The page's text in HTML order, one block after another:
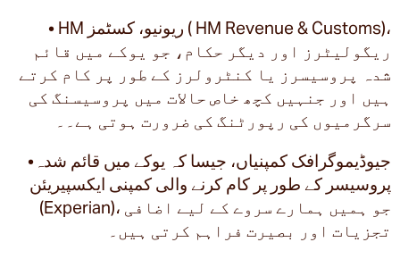
• HM ریونیو، کسٹمز ( HM Revenue & Customs)،
ریگولیٹرز اور دیگر حکام، جو یوکے میں قائم
شدہ پروسیسرز یا کنٹرولرز کے طور پر کام کرتے
ہیں اور جنہیں کچھ خاص حالات میں پروسیسنگ کی
سرگرمیوں کی رپورٹنگ کی ضرورت ہوتی ہے۔۔
•جیوڈیموگرافک کمپنیاں، جیسا کہ یوکے میں قائم شدہ
پروسیسر کے طور پر کام کرنے والی کمپنی ایکسپیریئن
(Experian)، جو ہمیں ہمارے سروے کے لیے اضافی
تجزیات اور بصیرت فراہم کرتی ہیں۔